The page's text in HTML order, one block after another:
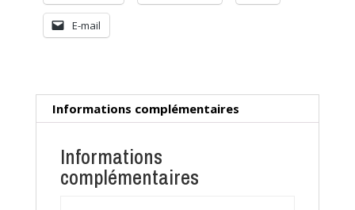
E-mail
Informations complémentaires
Informations
complémentaires